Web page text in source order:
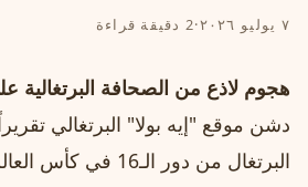
٧ يوليو ٢٠٢٦ ·2 دقيقة قراءة
هجوم لاذع من الصحافة البرتغالية
دشن موقع "إيه بولا" البرتغالي
البرتغال من دور الـ16 في كأس العالم 2026، حيث اعتبرت أن